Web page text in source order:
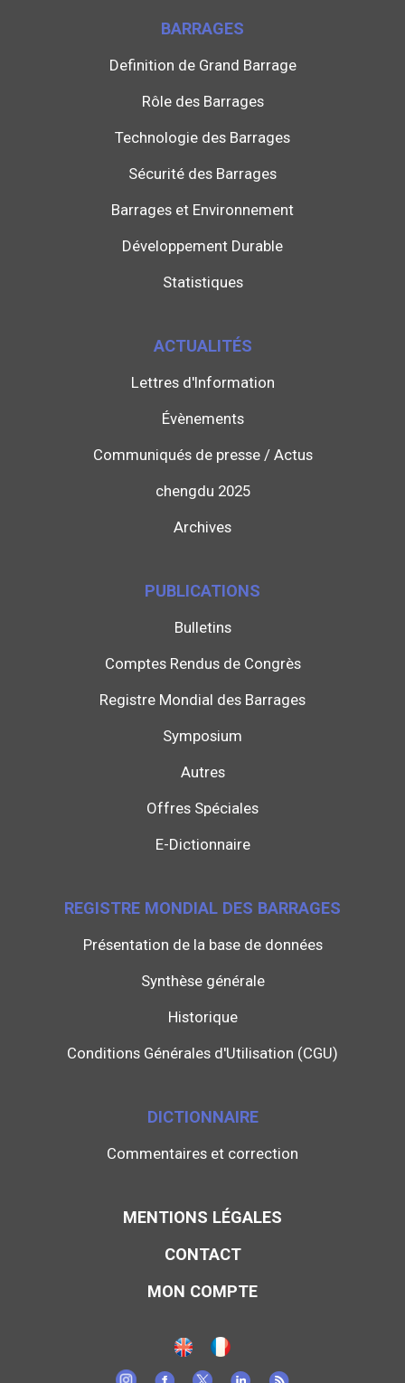
BARRAGES
Definition de Grand Barrage
Rôle des Barrages
Technologie des Barrages
Sécurité des Barrages
Barrages et Environnement
Développement Durable
Statistiques
ACTUALITÉS
Lettres d'Information
Évènements
Communiqués de presse / Actus
chengdu 2025
Archives
PUBLICATIONS
Bulletins
Comptes Rendus de Congrès
Registre Mondial des Barrages
Symposium
Autres
Offres Spéciales
E-Dictionnaire
REGISTRE MONDIAL DES BARRAGES
Présentation de la base de données
Synthèse générale
Historique
Conditions Générales d'Utilisation (CGU)
DICTIONNAIRE
Commentaires et correction
MENTIONS LÉGALES
CONTACT
MON COMPTE